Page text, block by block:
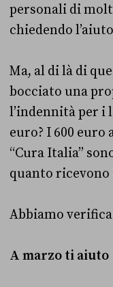
personali di
chiedendo
Ma, al di là di
bocciato una
l’indennità per i
euro? I 600 euro
“Cura Italia”
quanto ricevono
Abbiamo
A marzo ti aiuto